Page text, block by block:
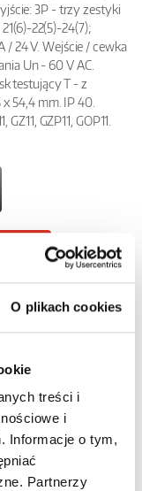
O plikach cookies
treści i
i
Informacje o tym,
Partnerzy
3P - trzy zestyki
22(5)-24(7);
/ 24 V. Wejście / cewka
Un - 60 V AC.
testujący T - z
54,4 mm. IP 40.
GZP11, GOP11.
oferty